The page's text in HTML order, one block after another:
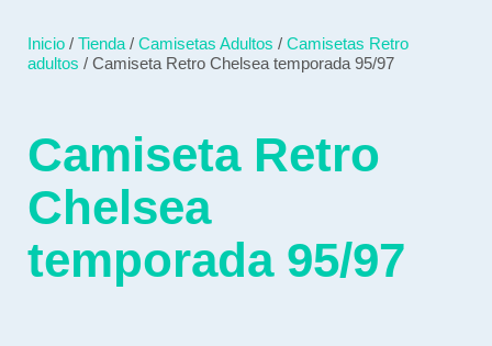
Inicio / Tienda / Camisetas Adultos / Camisetas Retro
adultos / Camiseta Retro Chelsea temporada 95/97
Camiseta Retro
Chelsea
temporada 95/97